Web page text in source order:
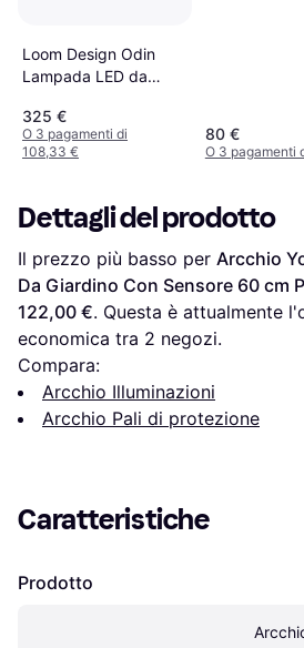
Loom Design Odin
Lampada LED da
protezione
325 €
O 3 pagamenti di
108,33 €
80 €
O 3 pagamenti
Dettagli del prodotto
Il prezzo più basso per Arcchio
Da Giardino Con Sensore 60 cm
122,00 €. Questa è attualmente
economica tra 2 negozi.
Compara:
Arcchio Illuminazioni
Arcchio Pali di protezione
Caratteristiche
Prodotto